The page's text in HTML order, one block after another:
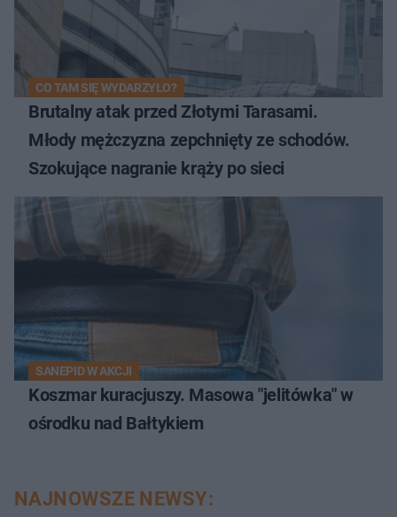
CO TAM SIĘ WYDARZYŁO?
Brutalny atak przed Złotymi Tarasami.
Młody mężczyzna zepchnięty ze schodów.
Szokujące nagranie krąży po sieci
SANEPID W AKCJI
Koszmar kuracjuszy. Masowa "jelitówka" w
ośrodku nad Bałtykiem
NAJNOWSZE NEWSY: